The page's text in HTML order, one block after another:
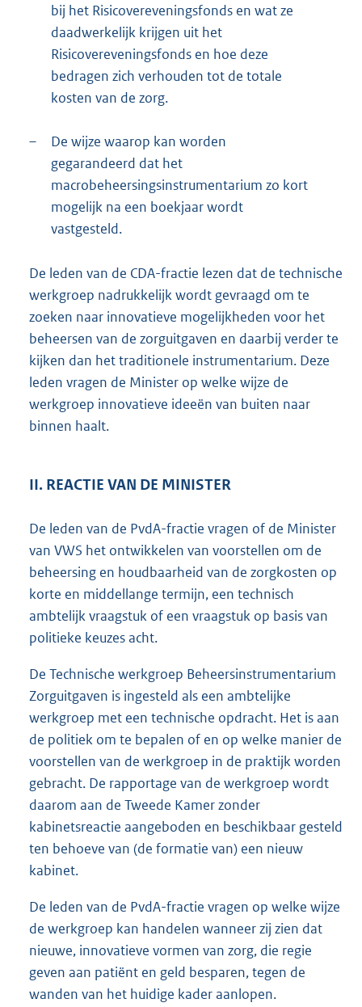
bij het Risicovereveningsfonds en wat ze
daadwerkelijk krijgen uit het
Risicovereveningsfonds en hoe deze
bedragen zich verhouden tot de totale
kosten van de zorg.
–
De wijze waarop kan worden
gegarandeerd dat het
macrobeheersingsinstrumentarium zo kort
mogelijk na een boekjaar wordt
vastgesteld.
De leden van de CDA-fractie lezen dat de technische
werkgroep nadrukkelijk wordt gevraagd om te
zoeken naar innovatieve mogelijkheden voor het
beheersen van de zorguitgaven en daarbij verder te
kijken dan het traditionele instrumentarium. Deze
leden vragen de Minister op welke wijze de
werkgroep innovatieve ideeën van buiten naar
binnen haalt.
II. REACTIE VAN DE MINISTER
De leden van de PvdA-fractie vragen of de Minister
van VWS het ontwikkelen van voorstellen om de
beheersing en houdbaarheid van de zorgkosten op
korte en middellange termijn, een technisch
ambtelijk vraagstuk of een vraagstuk op basis van
politieke keuzes acht.
De Technische werkgroep Beheersinstrumentarium
Zorguitgaven is ingesteld als een ambtelijke
werkgroep met een technische opdracht. Het is aan
de politiek om te bepalen of en op welke manier de
voorstellen van de werkgroep in de praktijk worden
gebracht. De rapportage van de werkgroep wordt
daarom aan de Tweede Kamer zonder
kabinetsreactie aangeboden en beschikbaar gesteld
ten behoeve van (de formatie van) een nieuw
kabinet.
De leden van de PvdA-fractie vragen op welke wijze
de werkgroep kan handelen wanneer zij zien dat
nieuwe, innovatieve vormen van zorg, die regie
geven aan patiënt en geld besparen, tegen de
wanden van het huidige kader aanlopen.